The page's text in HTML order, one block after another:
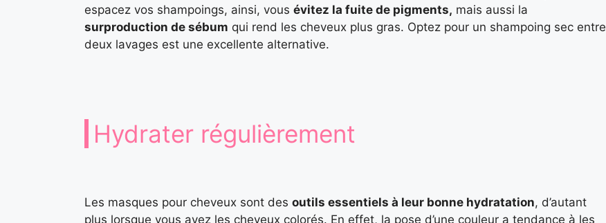
espacez vos shampoings, ainsi, vous évitez la fuite de pigments, mais aussi la
surproduction de sébum qui rend les cheveux plus gras. Optez pour un shampoing sec entre
deux lavages est une excellente alternative.
Hydrater régulièrement
Les masques pour cheveux sont des outils essentiels à leur bonne hydratation, d’autant
plus lorsque vous avez les cheveux colorés. En effet, la pose d’une couleur a tendance à les